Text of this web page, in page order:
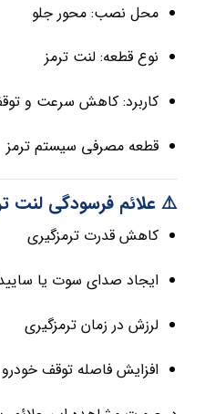
محل نصب: محور جلو
نوع قطعه: لنت ترمز
کاربرد: کاهش سرعت و توقف
قطعه مصرفی سیستم ترمز
⚠️ علائم فرسودگی لنت
کاهش قدرت ترمزگیری
ایجاد صدای سوت یا
لرزش در زمان ترمزگیری
افزایش فاصله توقف خودرو